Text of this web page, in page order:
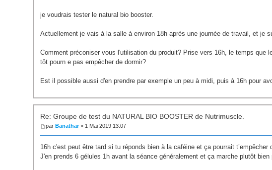
je voudrais tester le natural bio booster.
Actuellement je vais à la salle à environ 18h après une journée de travail, et je
Comment préconiser vous l'utilisation du produit? Prise vers 16h, le temps
tôt pourn e pas empêcher de dormir?
Est il possible aussi d'en prendre par exemple un peu à midi, puis à 16h pour
Re: Groupe de test du NATURAL BIO BOOSTER de Nutrimuscle.
parBanathar» 1 Mai 2019 13:07
16h c'est peut être tard si tu réponds bien à la caféine et ça pourrait t’empêcher
J'en prends 6 gélules 1h avant la séance généralement et ça marche plutôt bien